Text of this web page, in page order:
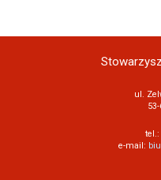
ul.
tel.:
e-mail: